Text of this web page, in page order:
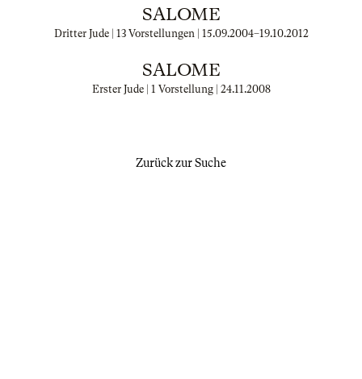
SALOME
Dritter Jude | 13 Vorstellungen | 15.09.2004–19.10.2012
SALOME
Erster Jude | 1 Vorstellung | 24.11.2008
Zurück zur Suche